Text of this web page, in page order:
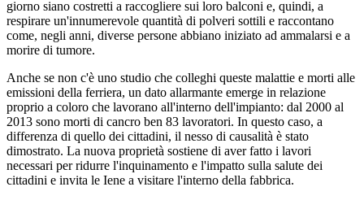
giorno siano costretti a raccogliere sui loro balconi e, quindi, a
respirare un'innumerevole quantità di polveri sottili e raccontano
come, negli anni, diverse persone abbiano iniziato ad ammalarsi e a
morire di tumore.
Anche se non c'è uno studio che colleghi queste malattie e morti alle
emissioni della ferriera, un dato allarmante emerge in relazione
proprio a coloro che lavorano all'interno dell'impianto: dal 2000 al
2013 sono morti di cancro ben 83 lavoratori. In questo caso, a
differenza di quello dei cittadini, il nesso di causalità è stato
dimostrato. La nuova proprietà sostiene di aver fatto i lavori
necessari per ridurre l'inquinamento e l'impatto sulla salute dei
cittadini e invita le Iene a visitare l'interno della fabbrica.